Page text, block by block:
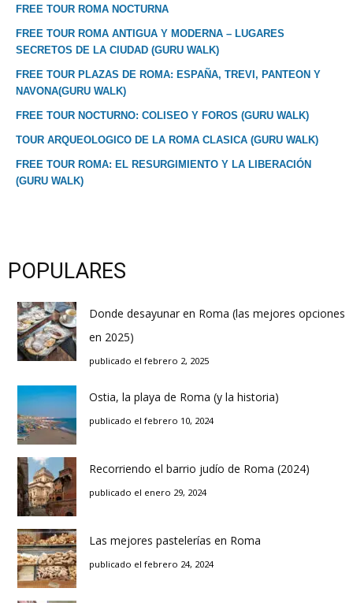
FREE TOUR ROMA NOCTURNA
FREE TOUR ROMA ANTIGUA Y MODERNA – LUGARES
SECRETOS DE LA CIUDAD (GURU WALK)
FREE TOUR PLAZAS DE ROMA: ESPAÑA, TREVI, PANTEON Y
NAVONA(GURU WALK)
FREE TOUR NOCTURNO: COLISEO Y FOROS (GURU WALK)
TOUR ARQUEOLOGICO DE LA ROMA CLASICA (GURU WALK)
FREE TOUR ROMA: EL RESURGIMIENTO Y LA LIBERACIÓN
(GURU WALK)
POPULARES
Donde desayunar en Roma (las mejores opciones
en 2025)
publicado el febrero 2, 2025
Ostia, la playa de Roma (y la historia)
publicado el febrero 10, 2024
Recorriendo el barrio judío de Roma (2024)
publicado el enero 29, 2024
Las mejores pastelerías en Roma
publicado el febrero 24, 2024